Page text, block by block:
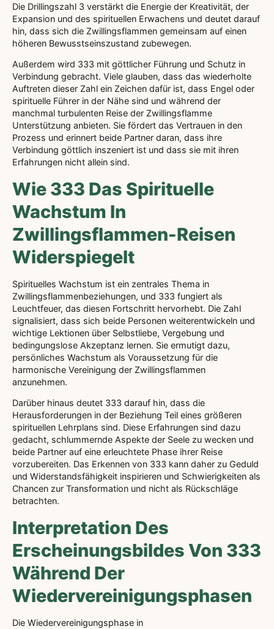
Die Drillingszahl 3 verstärkt die Energie der Kreativität, der
Expansion und des spirituellen Erwachens und deutet darauf
hin, dass sich die Zwillingsflammen gemeinsam auf einen
höheren Bewusstseinszustand zubewegen.
Außerdem wird 333 mit göttlicher Führung und Schutz in
Verbindung gebracht. Viele glauben, dass das wiederholte
Auftreten dieser Zahl ein Zeichen dafür ist, dass Engel oder
spirituelle Führer in der Nähe sind und während der
manchmal turbulenten Reise der Zwillingsflamme
Unterstützung anbieten. Sie fördert das Vertrauen in den
Prozess und erinnert beide Partner daran, dass ihre
Verbindung göttlich inszeniert ist und dass sie mit ihren
Erfahrungen nicht allein sind.
Wie 333 Das Spirituelle
Wachstum In
Zwillingsflammen-Reisen
Widerspiegelt
Spirituelles Wachstum ist ein zentrales Thema in
Zwillingsflammenbeziehungen, und 333 fungiert als
Leuchtfeuer, das diesen Fortschritt hervorhebt. Die Zahl
signalisiert, dass sich beide Personen weiterentwickeln und
wichtige Lektionen über Selbstliebe, Vergebung und
bedingungslose Akzeptanz lernen. Sie ermutigt dazu,
persönliches Wachstum als Voraussetzung für die
harmonische Vereinigung der Zwillingsflammen
anzunehmen.
Darüber hinaus deutet 333 darauf hin, dass die
Herausforderungen in der Beziehung Teil eines größeren
spirituellen Lehrplans sind. Diese Erfahrungen sind dazu
gedacht, schlummernde Aspekte der Seele zu wecken und
beide Partner auf eine erleuchtete Phase ihrer Reise
vorzubereiten. Das Erkennen von 333 kann daher zu Geduld
und Widerstandsfähigkeit inspirieren und Schwierigkeiten als
Chancen zur Transformation und nicht als Rückschläge
betrachten.
Interpretation Des
Erscheinungsbildes Von 333
Während Der
Wiedervereinigungsphasen
Die Wiedervereinigungsphase in